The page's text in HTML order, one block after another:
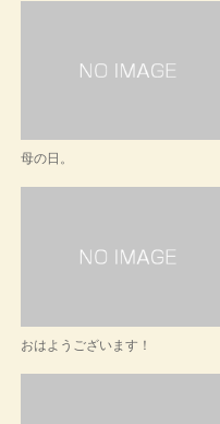
母の日。
おはようございます！